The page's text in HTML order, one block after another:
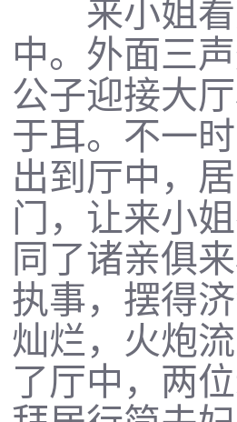
来小姐看
中。外面三
公子迎接大
于耳。不一
出到厅中，
门，让来小
同了诸亲俱
执事，摆得
灿烂，火炮
了厅中，两